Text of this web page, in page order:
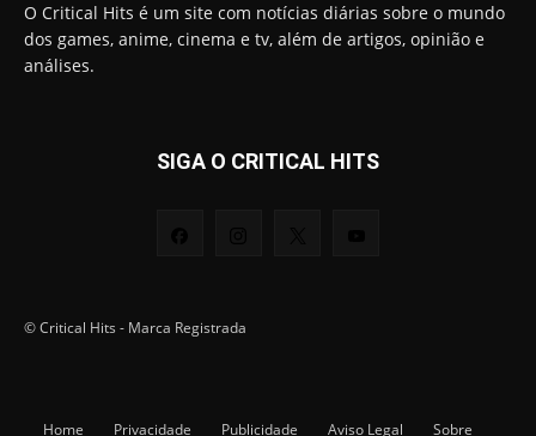
O Critical Hits é um site com notícias diárias sobre o mundo
dos games, anime, cinema e tv, além de artigos, opinião e
análises.
SIGA O CRITICAL HITS
© Critical Hits - Marca Registrada
Home Privacidade Publicidade Aviso Legal Sobre